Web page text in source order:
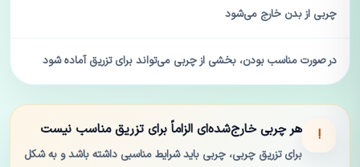
چربی از بدن خارج می‌شود
در صورت مناسب بودن، بخشی از چربی می‌تواند برای تزریق آماده شود
! هر چربی خارج‌شده‌ای الزاماً برای تزریق مناسب نیست
برای تزریق چربی، چربی باید شرایط مناسبی داشته باشد و به شکل